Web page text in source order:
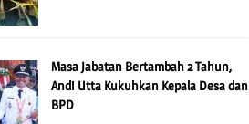
Masa Jabatan Bertambah 2 Tahun,
Andi Utta Kukuhkan Kepala Desa dan
BPD